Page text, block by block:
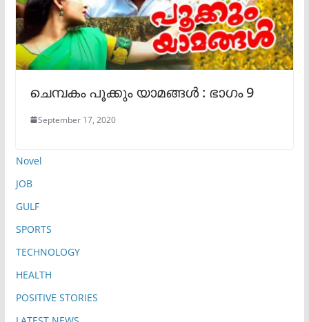
ചെമ്പകം പൂക്കും യാമങ്ങൾ : ഭാഗം 9
September 17, 2020
Novel
JOB
GULF
SPORTS
TECHNOLOGY
HEALTH
POSITIVE STORIES